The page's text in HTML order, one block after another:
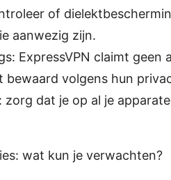
of
aanwezig zijn.
ExpressVPN claimt
bewaard volgens hun
zorg dat je op al je
wat kun je verwachten?